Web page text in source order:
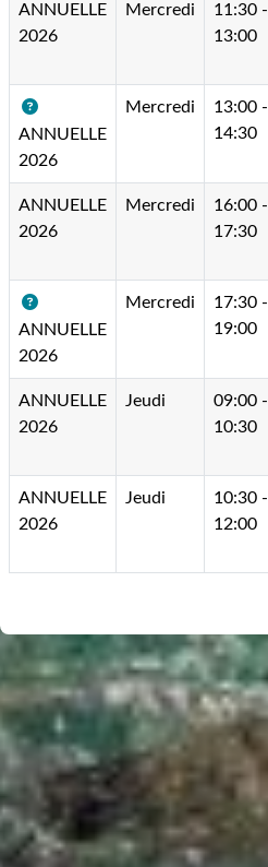
ANNUELLE
2026
Mercredi
11:30 -
13:00
ANNUELLE
2026
Mercredi
13:00 -
14:30
ANNUELLE
2026
Mercredi
16:00 -
17:30
ANNUELLE
2026
Mercredi
17:30 -
19:00
ANNUELLE
2026
Jeudi
09:00 -
10:30
ANNUELLE
2026
Jeudi
10:30 -
12:00